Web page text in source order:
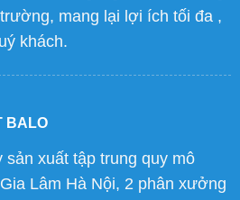
mang lại lợi ích tối đa ,
khách.
BALO
sản xuất tập trung quy mô
Lâm Hà Nội, 2 phân xưởng